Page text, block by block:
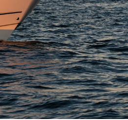
Landing
Version 1